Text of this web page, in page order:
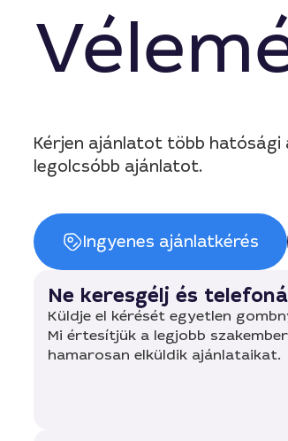
Kérjen ajánlatot több
legolcsóbb ajánlatot.
Ingyenes ajánlatkérés
Ne keresgélj és
Küldje el kérését egyetlen
Mi értesítjük a legjobb
hamarosan elküldik ajánlataikat.